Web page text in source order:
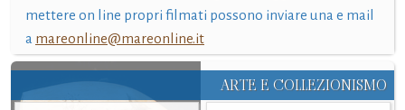
mettere on line propri filmati possono inviare una e mail
a mareonline@mareonline.it
ARTE E COLLEZIONISMO